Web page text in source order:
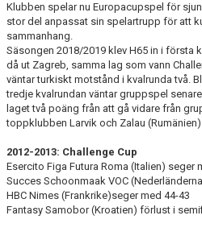
Klubben spelar nu Europacupspel för
stor del anpassat sin spelartrupp för att
sammanhang.
Säsongen 2018/2019 klev H65 in i första
då ut Zagreb, samma lag som vann
väntar turkiskt motstånd i kvalrunda två.
tredje kvalrundan väntar gruppspel
laget två poäng från att gå vidare från
toppklubben Larvik och Zalau
2012-2013: Challenge Cup
Esercito Figa Futura Roma (Italien) seger
Succes Schoonmaak VOC
HBC Nimes (Frankrike)seger med 44-43
Fantasy Samobor (Kroatien) förlust i